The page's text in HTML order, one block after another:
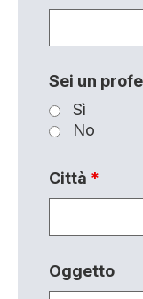
Sei un
Sì
No
Città *
Oggetto